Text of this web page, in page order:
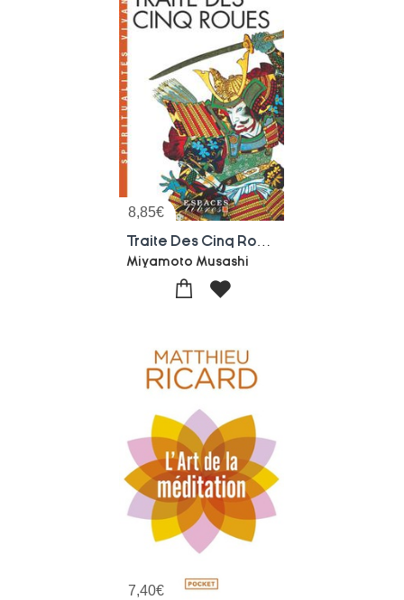
8,85€
Miyamoto Musashi
7,40€